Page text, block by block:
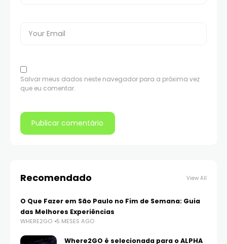
Salvar meus dados neste navegador para a próxima vez
que eu comentar.
Recomendado View All
O Que Fazer em São Paulo no Fim de Semana: Guia
das Melhores Experiências
WHERE2GO 5 MESES AGO
Where2GO é selecionada para o ALPHA